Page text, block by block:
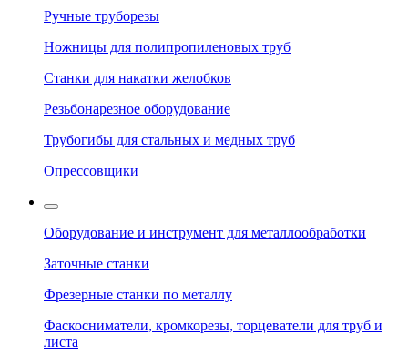
Ручные труборезы
Ножницы для полипропиленовых труб
Станки для накатки желобков
Резьбонарезное оборудование
Трубогибы для стальных и медных труб
Опрессовщики
Оборудование и инструмент для металлообработки
Заточные станки
Фрезерные станки по металлу
Фаскосниматели, кромкорезы, торцеватели для труб и
листа